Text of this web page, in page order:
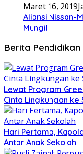
Maret 16, 2019
Aliansi Nissan-
Mungil
Berita Pendidikan
Lewat Program
Cinta Lingkungan ke
Hari Pertama,
Antar Anak Sekolah